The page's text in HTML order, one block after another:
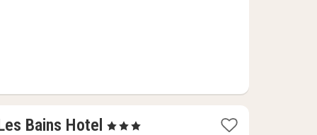
Bains Hotel 1
, 3 Stjerner